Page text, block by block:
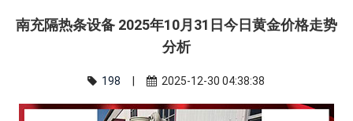
南充隔热条设备 2025年10月31日今日黄金价格走势
分析
198 | 2025-12-30 04:38:38